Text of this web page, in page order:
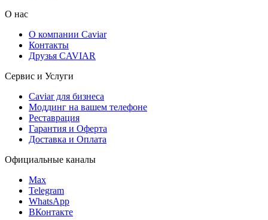
О нас
О компании Caviar
Контакты
Друзья CAVIAR
Сервис и Услуги
Caviar для бизнеса
Моддинг на вашем телефоне
Реставрация
Гарантия и Оферта
Доставка и Оплата
Официальные каналы
Max
Telegram
WhatsApp
ВКонтакте